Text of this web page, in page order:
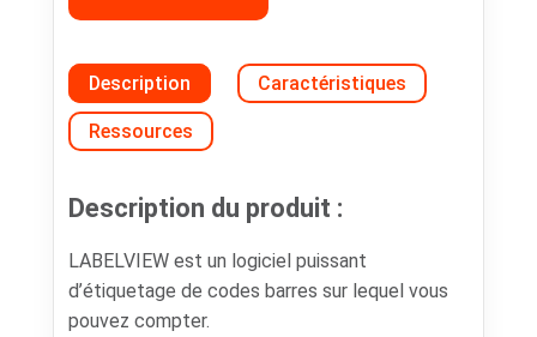
Description Caractéristiques
Ressources
Description du produit :
LABELVIEW est un logiciel puissant
d’étiquetage de codes barres sur lequel vous
pouvez compter.